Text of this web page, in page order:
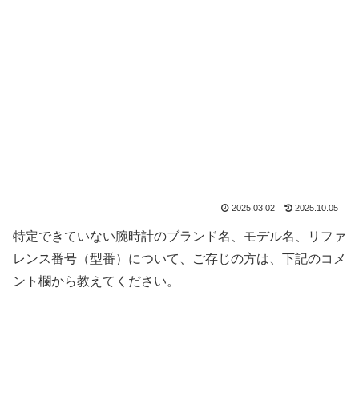
2025.03.02 2025.10.05
特定できていない腕時計のブランド名、モデル名、リファ
レンス番号（型番）について、ご存じの方は、下記のコメ
ント欄から教えてください。